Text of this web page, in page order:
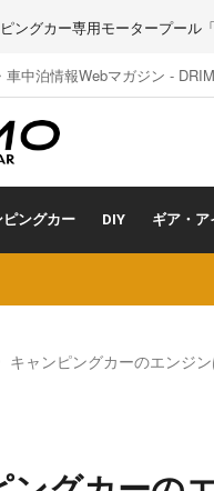
ングカー専用モータープール
中泊情報Webマガジン -
ピングカー DIY ギア・ア
キャンピングカーのエンジ